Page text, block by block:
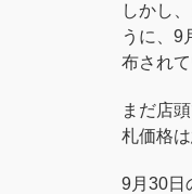
しかし
うに、9
布されて
まだ店
札価格
9月30日